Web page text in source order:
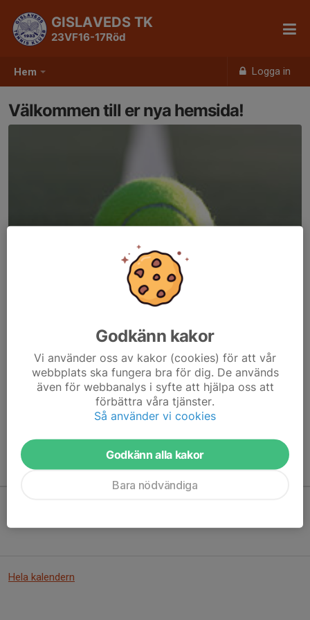
Hem Logga in
GISLAVEDS TK
23VF16-17Röd
Välkommen till er nya hemsida!
Här hamnar automatiskt de senaste nyheterna på hemsidan. För
att kunna börja administrera hemsidan loggar du in högst upp till
Kommande aktiviteter
Hela kalendern
Godkänn kakor
Vi använder oss av kakor (cookies) för att vår
webbplats ska fungera bra för dig. De används
även för webbanalys i syfte att hjälpa oss att
förbättra våra tjänster.
Så använder vi cookies
Godkänn alla kakor
Bara nödvändiga